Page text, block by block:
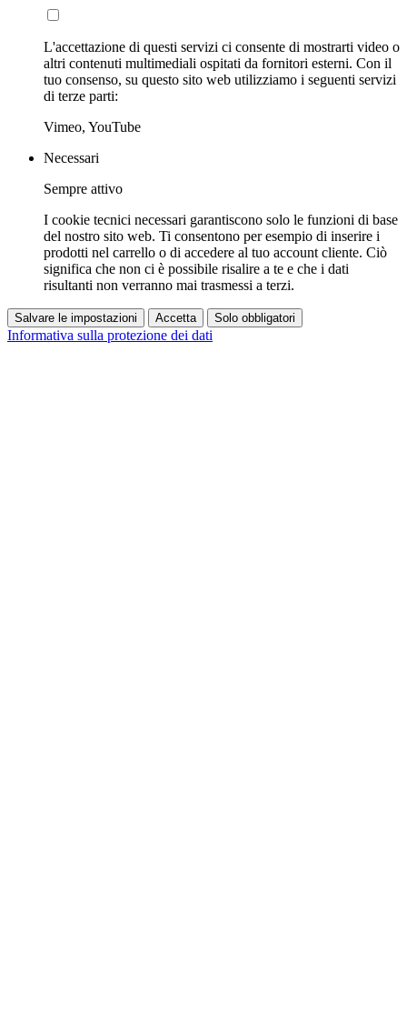
L'accettazione di questi servizi ci consente di mostrarti video o
altri contenuti multimediali ospitati da fornitori esterni. Con il
tuo consenso, su questo sito web utilizziamo i seguenti servizi
di terze parti:
Vimeo, YouTube
Necessari
Sempre attivo
I cookie tecnici necessari garantiscono solo le funzioni di base
del nostro sito web. Ti consentono per esempio di inserire i
prodotti nel carrello o di accedere al tuo account cliente. Ciò
significa che non ci è possibile risalire a te e che i dati
risultanti non verranno mai trasmessi a terzi.
Salvare le impostazioni Accetta Solo obbligatori
Informativa sulla protezione dei dati